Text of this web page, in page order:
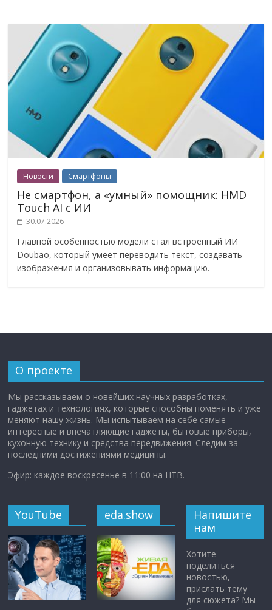
Новости Смартфоны
Не смартфон, а «умный» помощник: HMD
Touch AI с ИИ
30.07.2026
Главной особенностью модели стал встроенный ИИ
Doubao, который умеет переводить текст, создавать
изображения и организовывать информацию.
О проекте
Мы рассказываем о новейших научных разработках,
гаджетах и технологиях, которые способны поменять и уже
меняют нашу жизнь. Мы испытываем на себе самые
интересные и впечатляющие гаджеты, бытовые приборы,
кухонную технику и средства передвижения. Следим за
последними достижениями медицины.
Эфир: каждое воскресенье в 11:00 на НТВ.
YouTube eda.show
Напишите
нам
Хотите
поделиться
новостью,
прислать тему
для сюжета? Мы